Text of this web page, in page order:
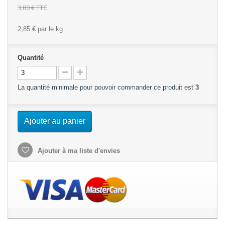
3,80 €TTC
2,85 € par le kg
Quantité
La quantité minimale pour pouvoir commander ce produit est 3
Ajouter au panier
Ajouter à ma liste d'envies